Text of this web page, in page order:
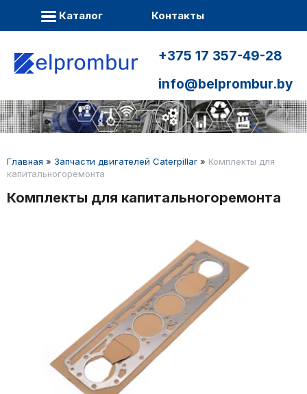
Каталог Контакты
+375 17 357-49-28
info@belprombur.by
Главная » Запчасти двигателей Caterpillar » Комплекты для
капитальногоремонта
Комплекты для капитальногоремонта